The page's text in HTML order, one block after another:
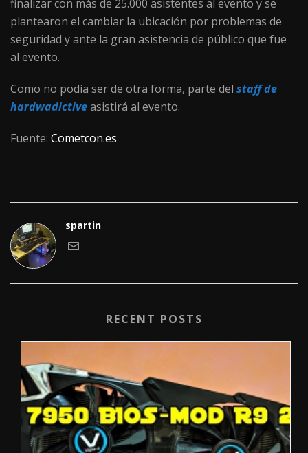
finalizar con más de 25.000 asistentes al evento y se
plantearon el cambiar la ubicación por problemas de
seguridad y ante la gran asistencia de público que fue
al evento.
Como no podía ser de otra forma, parte del staff de
hardwadictiveasistirá al evento.
Fuente: Cometcon.es
spartin
RECENT POSTS